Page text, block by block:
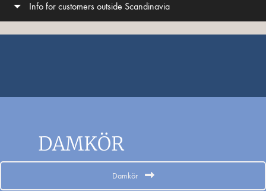
Info for customers outside Scandinavia
DAMKÖR
Damkör